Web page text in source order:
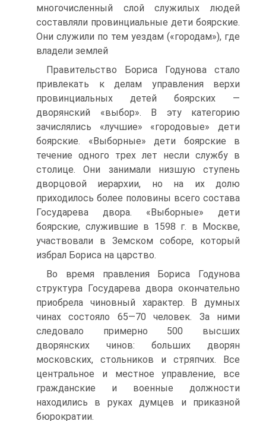
многочисленный слой служилых людей
составляли провинциальные дети боярские.
Они служили по тем уездам («городам»), где
владели землей
Правительство Бориса Годунова стало
привлекать к делам управле­ния верхи
провинциальных детей боярских —
дворянский «выбор». В эту категорию
зачислялись «лучшие» «городовые» дети
боярские. «Выборные» дети боярские в
течение одного трех лет несли службу в
столице. Они занимали низшую ступень
дворцовой иерархии, но на их долю
приходилось более половины всего состава
Государева двора. «Выборные» дети
боярские, служившие в 1598 г. в Москве,
участвовали в Земском соборе, который
избрал Бориса на царство.
Во время правления Бориса Годунова
структура Государева двора окончательно
приобрела чиновный характер. В думных
чинах состояло 65—70 человек. За ними
следовало примерно 500 высших
дворянских чинов: больших дворян
московских, стольников и стряпчих. Все
цент­ральное и местное управление, все
гражданские и военные должности
находились в руках думцев и приказной
бюрократии.